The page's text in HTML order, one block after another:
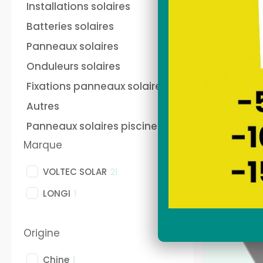
panneau solaire plug
Sunethic sur prise 220V
Installations solaires
Batteries solaires
Panneaux solaires
Onduleurs solaires
Fixations panneaux solaires
Autres
Panneaux solaires piscine
Marque
VOLTEC SOLAR 21
LONGI 1
Origine
Chine 1
Tout
Livraison